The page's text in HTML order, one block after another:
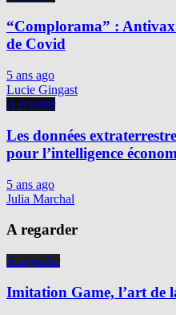
“Complorama” : Antivax
de Covid
5 ans ago
Lucie Gingast
A écouter
Les données
pour l’intelligence
5 ans ago
Julia Marchal
A regarder
A regarder
Imitation Game, l’art de